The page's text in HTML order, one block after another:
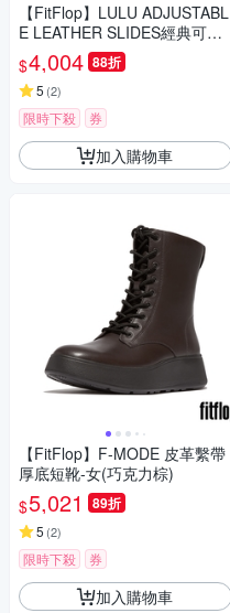
【FitFlop】LULU ADJUSTABL
E LEATHER SLIDES經典可調
式皮革涼鞋-女(靚黑色)
$4,004 88折
5 (2)
限時下殺 券
加入購物車
【FitFlop】F-MODE 皮革繫帶
厚底短靴-女(巧克力棕)
$5,021 89折
5 (2)
限時下殺 券
加入購物車